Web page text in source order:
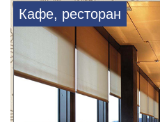
Кафе, ресторан